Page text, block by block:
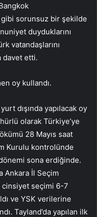
sorunsuz bir şekilde
duyduklarını
vatandaşlarını
davet etti.
oy kullandı.
dışında yapılacak oy
olarak Türkiye’ye
28 Mayıs saat
Kurulu kontrolünde
sona erdiğinde.
Ankara İl Seçim
cinsiyet seçimi 6-7
ve YSK verilerine
Tayland’da yapılan ilk